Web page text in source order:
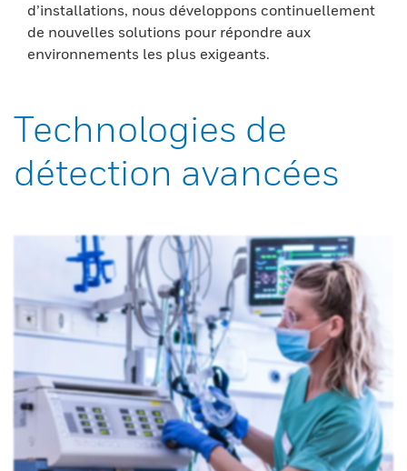
d’installations, nous développons continuellement
de nouvelles solutions pour répondre aux
environnements les plus exigeants.
Technologies de
détection avancées